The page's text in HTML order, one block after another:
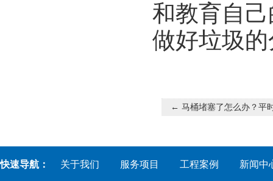
和教育自
做好垃圾
← 马桶堵塞了怎么办？平
快速导航： 关于我们 服务项目 工程案例 新闻中